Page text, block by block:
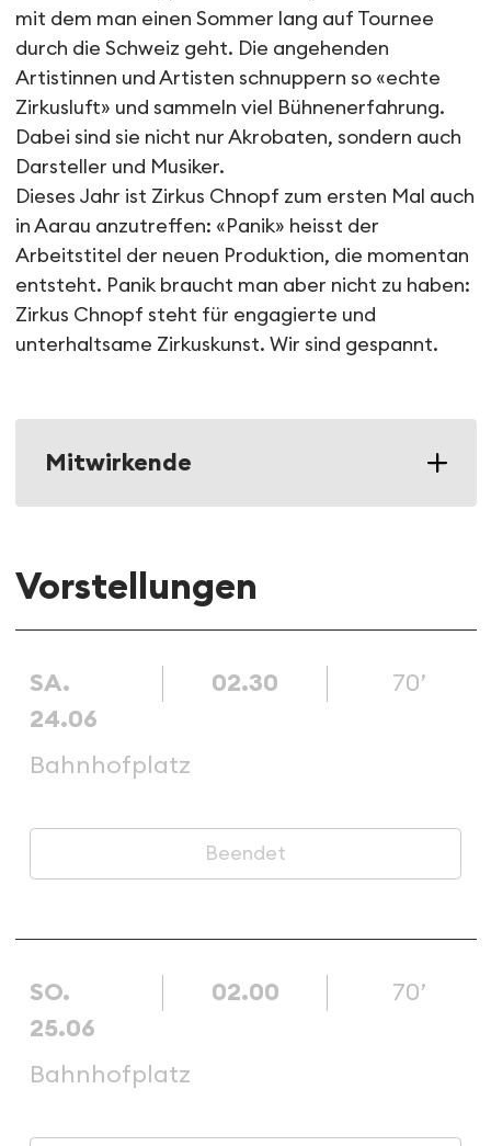
mit dem man einen Sommer lang auf Tournee
durch die Schweiz geht. Die angehenden
Artistinnen und Artisten schnuppern so «echte
Zirkusluft» und sammeln viel Bühnenerfahrung.
Dabei sind sie nicht nur Akrobaten, sondern auch
Darsteller und Musiker.
Dieses Jahr ist Zirkus Chnopf zum ersten Mal auch
in Aarau anzutreffen: «Panik» heisst der
Arbeitstitel der neuen Produktion, die momentan
entsteht. Panik braucht man aber nicht zu haben:
Zirkus Chnopf steht für engagierte und
unterhaltsame Zirkuskunst. Wir sind gespannt.
Mitwirkende
Vorstellungen
SA.
24.06
02.30 70’
Bahnhofplatz
Beendet
SO.
25.06
02.00 70’
Bahnhofplatz